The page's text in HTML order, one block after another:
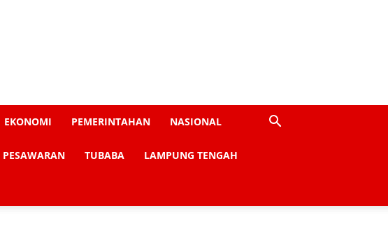
EKONOMI PEMERINTAHAN NASIONAL
PESAWARAN TUBABA LAMPUNG TENGAH